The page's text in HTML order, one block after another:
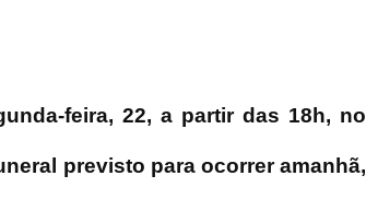
feira, 22, a partir das 18h, no
previsto para ocorrer amanhã,